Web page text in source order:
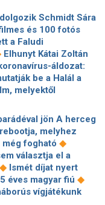
átalakulása
◆ A
kedvence lett a
◆ Fényfestéssel,
műhelyekkel
a nyarat ◆Szabó
Bárány jelmez ◆
Putyin-
–
talán nem is tudtál az
Schmidt Sára
és 100 fotós
a Faludi
Elhunyt Kátai Zoltán
áldozat:
be a Halál a
melyektől
az év sorozata
az első
3. forgatásáról –
„Norman Bates sose
hírhedt
a világot ◆
Ferrante új
filmeket
jön A herceg
melyhez
még fogható ◆
választja el a
◆ Ismét díjat nyert
éves magyar fiú ◆
vígjátékunk